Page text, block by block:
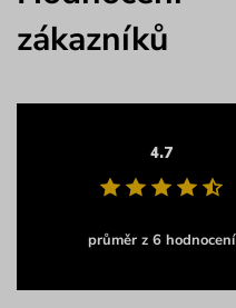
zákazníků
4.7
průměr z 6 hodnocení